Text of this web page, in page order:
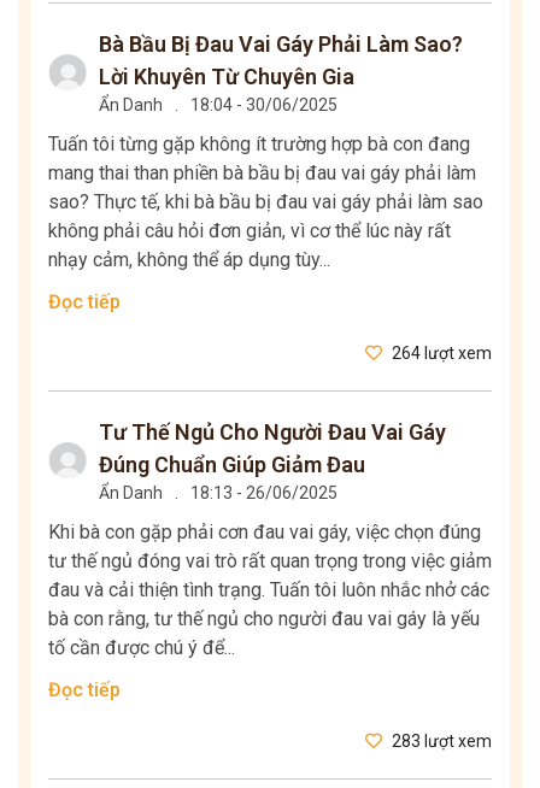
Bà Bầu Bị Đau Vai Gáy Phải Làm Sao?
Lời Khuyên Từ Chuyên Gia
Ẩn Danh 18:04 - 30/06/2025
Tuấn tôi từng gặp không ít trường hợp bà con đang
mang thai than phiền bà bầu bị đau vai gáy phải làm
sao? Thực tế, khi bà bầu bị đau vai gáy phải làm sao
không phải câu hỏi đơn giản, vì cơ thể lúc này rất
nhạy cảm, không thể áp dụng tùy...
Đọc tiếp
264 lượt xem
Tư Thế Ngủ Cho Người Đau Vai Gáy
Đúng Chuẩn Giúp Giảm Đau
Ẩn Danh 18:13 - 26/06/2025
Khi bà con gặp phải cơn đau vai gáy, việc chọn đúng
tư thế ngủ đóng vai trò rất quan trọng trong việc giảm
đau và cải thiện tình trạng. Tuấn tôi luôn nhắc nhở các
bà con rằng, tư thế ngủ cho người đau vai gáy là yếu
tố cần được chú ý để...
Đọc tiếp
283 lượt xem